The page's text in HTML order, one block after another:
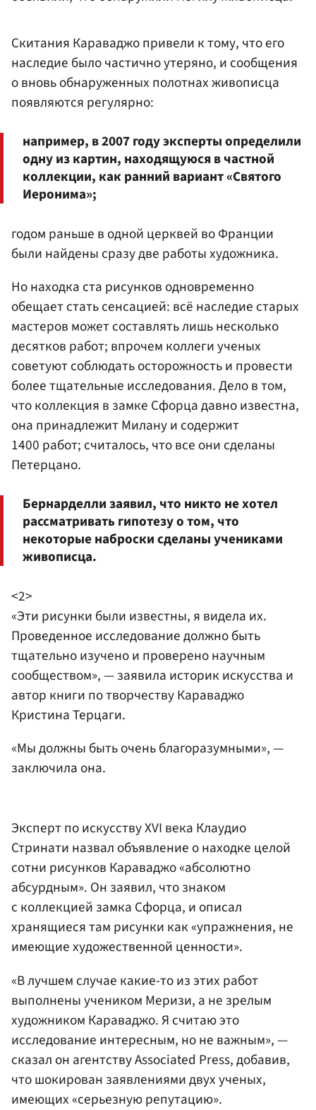
Скитания Караваджо привели к тому, что его
наследие было частично утеряно, и сообщения
о вновь обнаруженных полотнах живописца
появляются регулярно:
например, в 2007 году эксперты определили
одну из картин, находящуюся в частной
коллекции, как ранний вариант «Святого
Иеронима»;
годом раньше в одной церквей во Франции
были найдены сразу две работы художника.
Но находка ста рисунков одновременно
обещает стать сенсацией: всё наследие старых
мастеров может составлять лишь несколько
десятков работ; впрочем коллеги ученых
советуют соблюдать осторожность и провести
более тщательные исследования. Дело в том,
что коллекция в замке Сфорца давно известна,
она принадлежит Милану и содержит
1400 работ; считалось, что все они сделаны
Петерцано.
Бернарделли заявил, что никто не хотел
рассматривать гипотезу о том, что
некоторые наброски сделаны учениками
живописца.
<2>
«Эти рисунки были известны, я видела их.
Проведенное исследование должно быть
тщательно изучено и проверено научным
сообществом», — заявила историк искусства и
автор книги по творчеству Караваджо
Кристина Терцаги.
«Мы должны быть очень благоразумными», —
заключила она.
Эксперт по искусству XVI века Клаудио
Стринати назвал объявление о находке целой
сотни рисунков Караваджо «абсолютно
абсурдным». Он заявил, что знаком
с коллекцией замка Сфорца, и описал
хранящиеся там рисунки как «упражнения, не
имеющие художественной ценности».
«В лучшем случае какие-то из этих работ
выполнены учеником Меризи, а не зрелым
художником Караваджо. Я считаю это
исследование интересным, но не важным», —
сказал он агентству Associated Press, добавив,
что шокирован заявлениями двух ученых,
имеющих «серьезную репутацию».